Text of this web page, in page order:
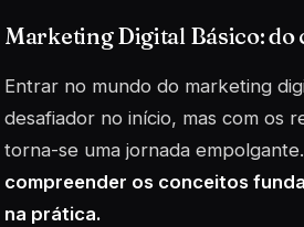
Marketing Digital Básico: do
Entrar no mundo do marketing
desafiador no início, mas com os
torna-se uma jornada empolgante.
compreender os conceitos
na prática.